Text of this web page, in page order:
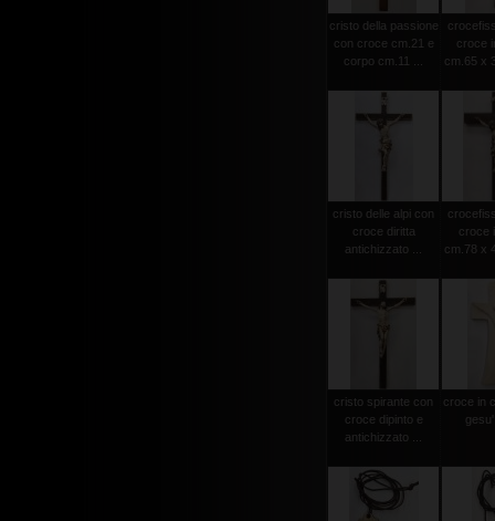
cristo della passione
con croce cm.21 e
corpo cm.11 ...
croce
cm.65 x
cristo delle alpi con
croce diritta
antichizzato ...
croce
cm.78 x
cristo spirante con
croce dipinto e
antichizzato ...
croce in